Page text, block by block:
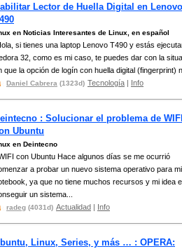
Lector de Huella Digital en Lenovo
en Noticias Interesantes de Linux, en español
si tienes una laptop Lenovo T490 y estás
32, como es mi caso, te puedes dar con la
que la opción de logín con huella digital (fingerprint)
Daniel Cabrera (1323d) Tecnología | Info
: Solucionar el problema de
Ubuntu
en Deintecno
con Ubuntu Hace algunos días se me ocurrió
a probar un nuevo sistema operativo para mi
ya que no tiene muchos recursos y mi idea
un sistema...
radeg (4031d) Actualidad | Info
Linux, Series, y más … : OPERA: